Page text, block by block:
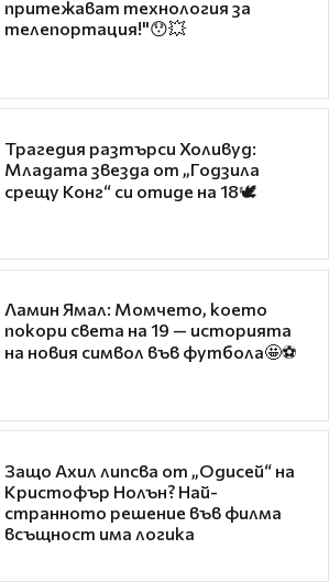
притежават технология за
телепортация!"😯💥
Трагедия разтърси Холивуд:
Младата звезда от „Годзила
срещу Конг“ си отиде на 18🕊️
Ламин Ямал: Момчето, което
покори света на 19 — историята
на новия символ във футбола🤩⚽
Защо Ахил липсва от „Одисей“ на
Кристофър Нолън? Най-
странното решение във филма
всъщност има логика